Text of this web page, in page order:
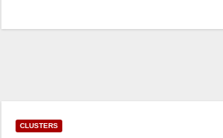
CLUSTERS